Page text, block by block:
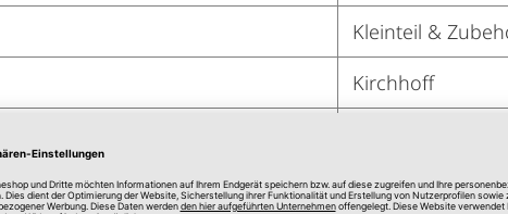
Kleinteil &
Kirchhoff